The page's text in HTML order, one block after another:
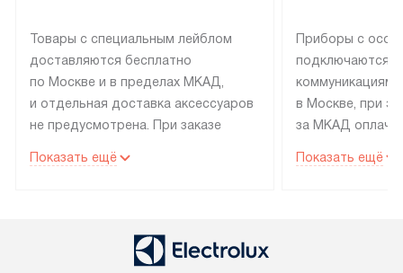
Товары с специальным лейблом
доставляются бесплатно
по Москве и в пределах МКАД,
и отдельная доставка аксессуаров
не предусмотрена. При заказе
рекомендуем обсудить
со статусом «В наличии» могут
быть отправлены покупателю
Показать ещё
Приборы с
подключаются к
коммуникациям
в Москве, при
за МКАД
партнера
Показать ещё